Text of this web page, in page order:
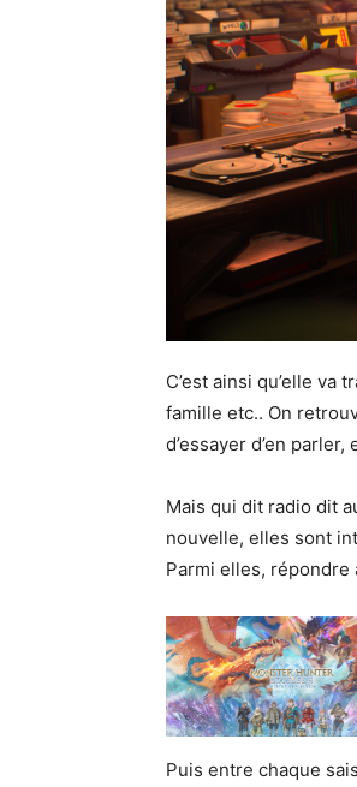
C’est ainsi qu’elle
famille etc.. On
d’essayer d’en
Mais qui dit radio dit
nouvelle, elles sont
Parmi elles, répondre
Puis entre chaque